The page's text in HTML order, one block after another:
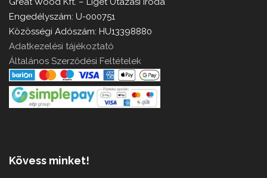
Engedélyszám: U-000751
Közösségi Adószám: HU13398880
Adatkezelési tájékoztató
Általános Szerződési Feltételek
Kövess minket!